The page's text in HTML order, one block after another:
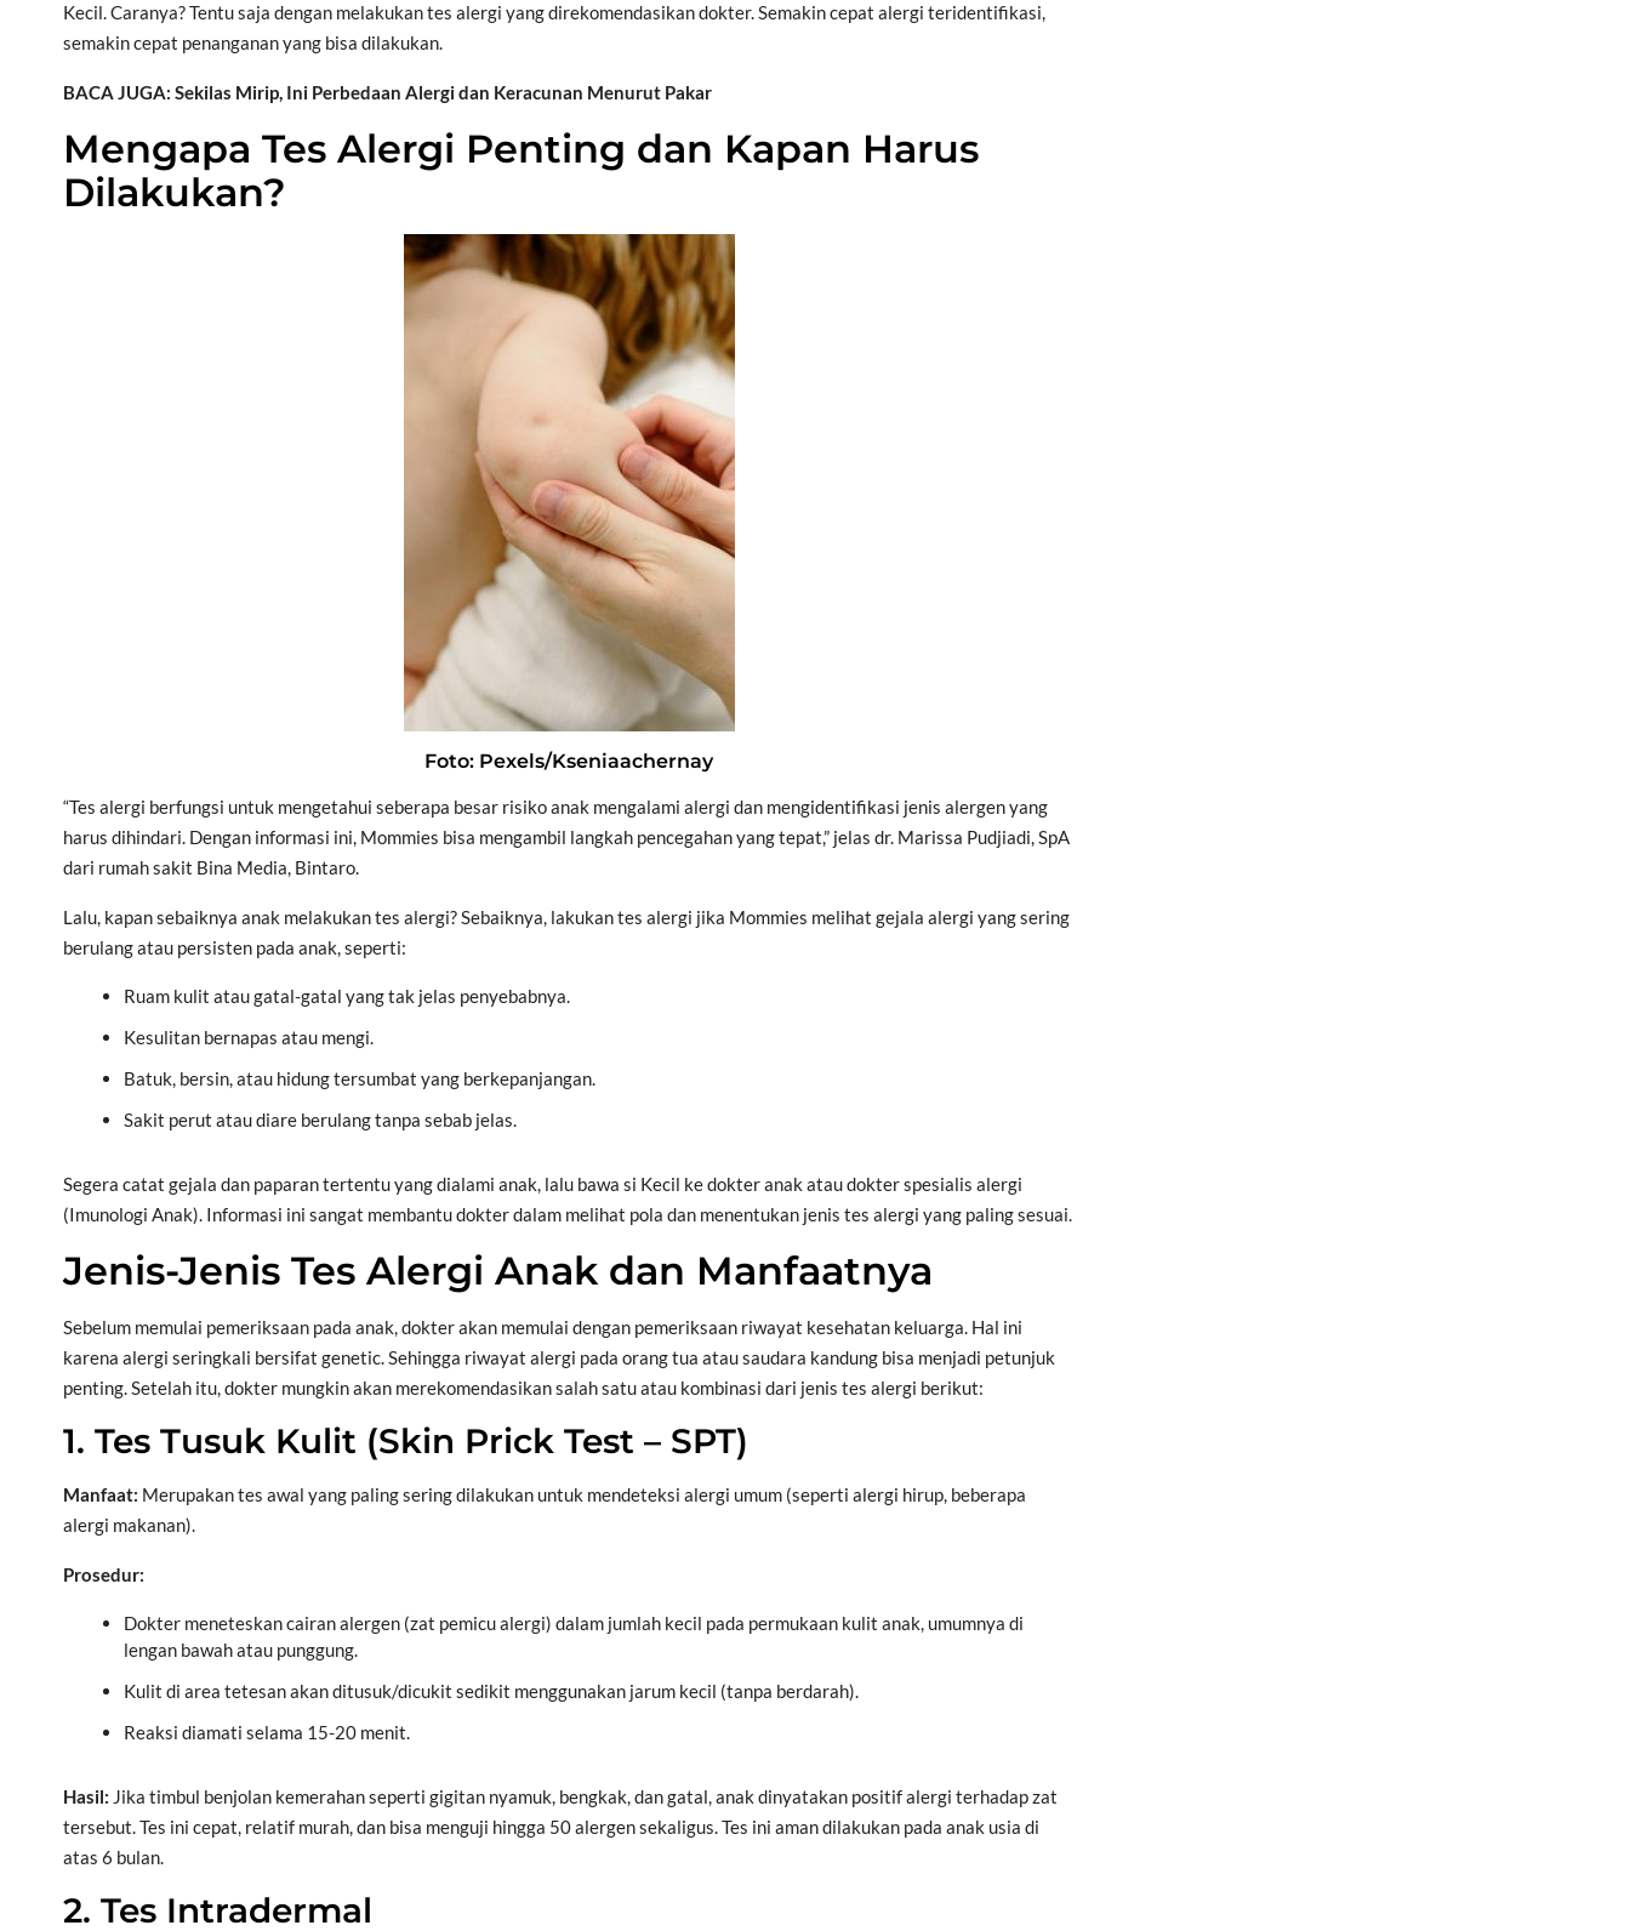
Kecil. Caranya? Tentu saja dengan melakukan tes alergi yang direkomendasikan dokter. Semakin cepat alergi teridentifikasi,
semakin cepat penanganan yang bisa dilakukan.
BACA JUGA: Sekilas Mirip, Ini Perbedaan Alergi dan Keracunan Menurut Pakar
Mengapa Tes Alergi Penting dan Kapan Harus
Dilakukan?
Foto: Pexels/Kseniaachernay
“Tes alergi berfungsi untuk mengetahui seberapa besar risiko anak mengalami alergi dan mengidentifikasi jenis alergen yang
harus dihindari. Dengan informasi ini, Mommies bisa mengambil langkah pencegahan yang tepat,” jelas dr. Marissa Pudjiadi, SpA
dari rumah sakit Bina Media, Bintaro.
Lalu, kapan sebaiknya anak melakukan tes alergi? Sebaiknya, lakukan tes alergi jika Mommies melihat gejala alergi yang sering
berulang atau persisten pada anak, seperti:
Ruam kulit atau gatal-gatal yang tak jelas penyebabnya.
Kesulitan bernapas atau mengi.
Batuk, bersin, atau hidung tersumbat yang berkepanjangan.
Sakit perut atau diare berulang tanpa sebab jelas.
Segera catat gejala dan paparan tertentu yang dialami anak, lalu bawa si Kecil ke dokter anak atau dokter spesialis alergi
(Imunologi Anak). Informasi ini sangat membantu dokter dalam melihat pola dan menentukan jenis tes alergi yang paling sesuai.
Jenis-Jenis Tes Alergi Anak dan Manfaatnya
Sebelum memulai pemeriksaan pada anak, dokter akan memulai dengan pemeriksaan riwayat kesehatan keluarga. Hal ini
karena alergi seringkali bersifat genetic. Sehingga riwayat alergi pada orang tua atau saudara kandung bisa menjadi petunjuk
penting. Setelah itu, dokter mungkin akan merekomendasikan salah satu atau kombinasi dari jenis tes alergi berikut:
1. Tes Tusuk Kulit (Skin Prick Test – SPT)
Manfaat: Merupakan tes awal yang paling sering dilakukan untuk mendeteksi alergi umum (seperti alergi hirup, beberapa
alergi makanan).
Prosedur:
Dokter meneteskan cairan alergen (zat pemicu alergi) dalam jumlah kecil pada permukaan kulit anak, umumnya di
lengan bawah atau punggung.
Kulit di area tetesan akan ditusuk/dicukit sedikit menggunakan jarum kecil (tanpa berdarah).
Reaksi diamati selama 15-20 menit.
Hasil: Jika timbul benjolan kemerahan seperti gigitan nyamuk, bengkak, dan gatal, anak dinyatakan positif alergi terhadap zat
tersebut. Tes ini cepat, relatif murah, dan bisa menguji hingga 50 alergen sekaligus. Tes ini aman dilakukan pada anak usia di
atas 6 bulan.
2. Tes Intradermal